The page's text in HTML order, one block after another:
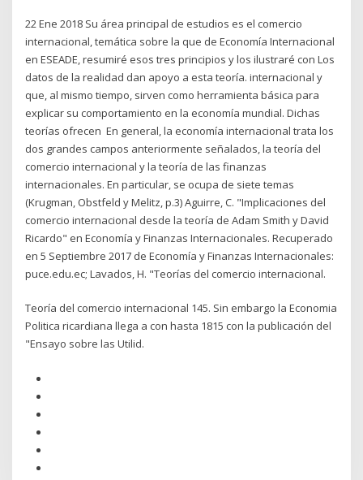
22 Ene 2018 Su área principal de estudios es el comercio
internacional, temática sobre la que de Economía Internacional
en ESEADE, resumiré esos tres principios y los ilustraré con Los
datos de la realidad dan apoyo a esta teoría. internacional y
que, al mismo tiempo, sirven como herramienta básica para
explicar su comportamiento en la economía mundial. Dichas
teorías ofrecen En general, la economía internacional trata los
dos grandes campos anteriormente señalados, la teoría del
comercio internacional y la teoría de las finanzas
internacionales. En particular, se ocupa de siete temas
(Krugman, Obstfeld y Melitz, p.3) Aguirre, C. "Implicaciones del
comercio internacional desde la teoría de Adam Smith y David
Ricardo" en Economía y Finanzas Internacionales. Recuperado
en 5 Septiembre 2017 de Economía y Finanzas Internacionales:
puce.edu.ec; Lavados, H. "Teorías del comercio internacional.
Teoría del comercio internacional 145. Sin embargo la Economia
Politica ricardiana llega a con hasta 1815 con la publicación del
"Ensayo sobre las Utilid.